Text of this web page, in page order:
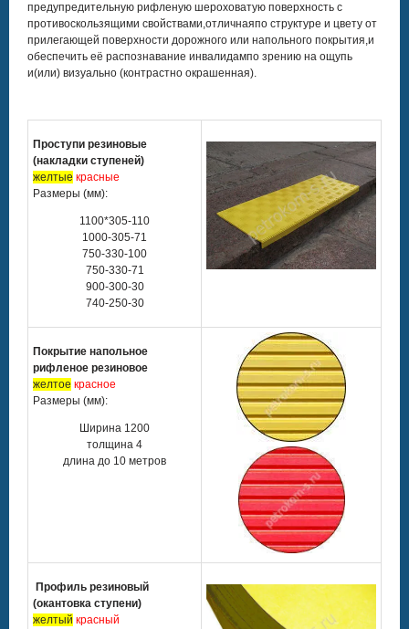
предупредительную рифленую шероховатую поверхность с
противоскользящими свойствами,отличнаяпо структуре и цвету от
прилегающей поверхности дорожного или напольного покрытия,и
обеспечить её распознавание инвалидампо зрению на ощупь
и(или) визуально (контрастно окрашенная).
Проступи резиновые
(накладки ступеней)
желтые красные
Размеры (мм):
1100*305-110
1000-305-71
750-330-100
750-330-71
900-300-30
740-250-30
Покрытие напольное
рифленое резиновое
желтое красное
Размеры (мм):
Ширина 1200
толщина 4
длина до 10 метров
Профиль резиновый
(окантовка ступени)
желтый красный